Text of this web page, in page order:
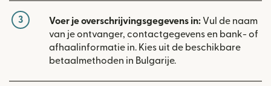
3 Voer je overschrijvingsgegevens in: Vul de naam
van je ontvanger, contactgegevens en bank- of
afhaalinformatie in. Kies uit de beschikbare
betaalmethoden in Bulgarije.